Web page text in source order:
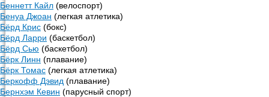
Беннетт Кайл (велоспорт)
Бенуа Джоан (легкая атлетика)
Бёрд Крис (бокс)
Бёрд Ларри (баскетбол)
Бёрд Сью (баскетбол)
Бёрк Линн (плавание)
Бёрк Томас (легкая атлетика)
Беркофф Дэвид (плавание)
Бернхэм Кевин (парусный спорт)